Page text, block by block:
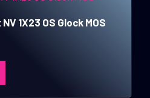
1X23 OS Glock MOS